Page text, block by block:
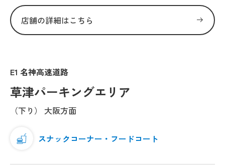
店舗の詳細はこちら
E1 名神高速道路
草津パーキングエリア
（下り） 大阪方面
スナックコーナー・フードコート